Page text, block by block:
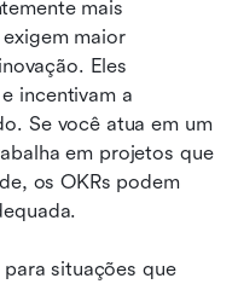
mais
maior
Eles
incentivam a
Se você atua em um
em projetos que
os OKRs podem
situações que